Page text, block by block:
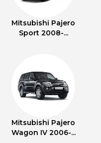
Mitsubishi Pajero
Sport 2008-...
Mitsubishi Pajero
Wagon IV 2006-...